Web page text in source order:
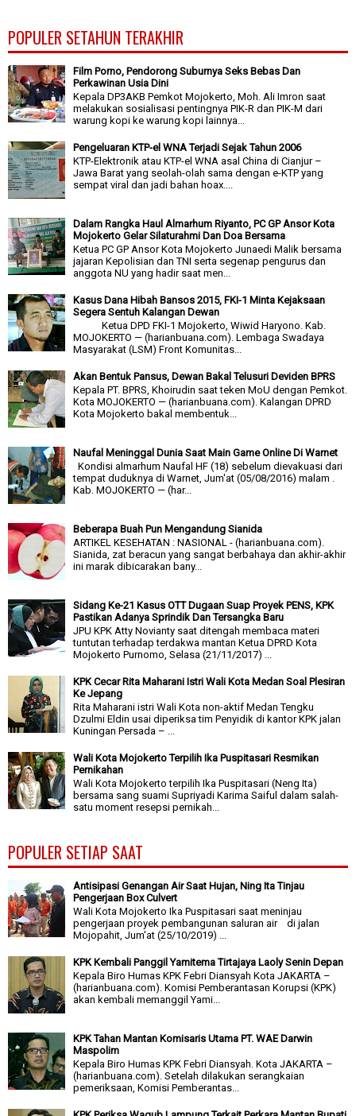
POPULER SETAHUN TERAKHIR
Film Porno, Pendorong Suburnya Seks Bebas Dan
Perkawinan Usia Dini
Kepala DP3AKB Pemkot Mojokerto, Moh. Ali Imron saat
melakukan sosialisasi pentingnya PIK-R dan PIK-M dari
warung kopi ke warung kopi lainnya...
Pengeluaran KTP-el WNA Terjadi Sejak Tahun 2006
KTP-Elektronik atau KTP-el WNA asal China di Cianjur –
Jawa Barat yang seolah-olah sama dengan e-KTP yang
sempat viral dan jadi bahan hoax....
Dalam Rangka Haul Almarhum Riyanto, PC GP Ansor Kota
Mojokerto Gelar Silaturahmi Dan Doa Bersama
Ketua PC GP Ansor Kota Mojokerto Junaedi Malik bersama
jajaran Kepolisian dan TNI serta segenap pengurus dan
anggota NU yang hadir saat men...
Kasus Dana Hibah Bansos 2015, FKI-1 Minta Kejaksaan
Segera Sentuh Kalangan Dewan
Ketua DPD FKI-1 Mojokerto, Wiwid Haryono. Kab.
MOJOKERTO — (harianbuana.com). Lembaga Swadaya
Masyarakat (LSM) Front Komunitas...
Akan Bentuk Pansus, Dewan Bakal Telusuri Deviden BPRS
Kepala PT. BPRS, Khoirudin saat teken MoU dengan Pemkot.
Kota MOJOKERTO — (harianbuana.com). Kalangan DPRD
Kota Mojokerto bakal membentuk...
Naufal Meninggal Dunia Saat Main Game Online Di Warnet
Kondisi almarhum Naufal HF (18) sebelum dievakuasi dari
tempat duduknya di Warnet, Jum'at (05/08/2016) malam .
Kab. MOJOKERTO — (har...
Beberapa Buah Pun Mengandung Sianida
ARTIKEL KESEHATAN : NASIONAL - (harianbuana.com).
Sianida, zat beracun yang sangat berbahaya dan akhir-akhir
ini marak dibicarakan bany...
Sidang Ke-21 Kasus OTT Dugaan Suap Proyek PENS, KPK
Pastikan Adanya Sprindik Dan Tersangka Baru
JPU KPK Atty Novianty saat ditengah membaca materi
tuntutan terhadap terdakwa mantan Ketua DPRD Kota
Mojokerto Purnomo, Selasa (21/11/2017) ...
KPK Cecar Rita Maharani Istri Wali Kota Medan Soal Plesiran
Ke Jepang
Rita Maharani istri Wali Kota non-aktif Medan Tengku
Dzulmi Eldin usai diperiksa tim Penyidik di kantor KPK jalan
Kuningan Persada – ...
Wali Kota Mojokerto Terpilih Ika Puspitasari Resmikan
Pernikahan
Wali Kota Mojokerto terpilih Ika Puspitasari (Neng Ita)
bersama sang suami Supriyadi Karima Saiful dalam salah-
satu moment resepsi pernikah...
POPULER SETIAP SAAT
Antisipasi Genangan Air Saat Hujan, Ning Ita Tinjau
Pengerjaan Box Culvert
Wali Kota Mojokerto Ika Puspitasari saat meninjau
pengerjaan proyek pembangunan saluran air di jalan
Mojopahit, Jum'at (25/10/2019) ...
KPK Kembali Panggil Yamitema Tirtajaya Laoly Senin Depan
Kepala Biro Humas KPK Febri Diansyah Kota JAKARTA –
(harianbuana.com). Komisi Pemberantasan Korupsi (KPK)
akan kembali memanggil Yami...
KPK Tahan Mantan Komisaris Utama PT. WAE Darwin
Maspolim
Kepala Biro Humas KPK Febri Diansyah. Kota JAKARTA –
(harianbuana.com). Setelah dilakukan serangkaian
pemeriksaan, Komisi Pemberantas...